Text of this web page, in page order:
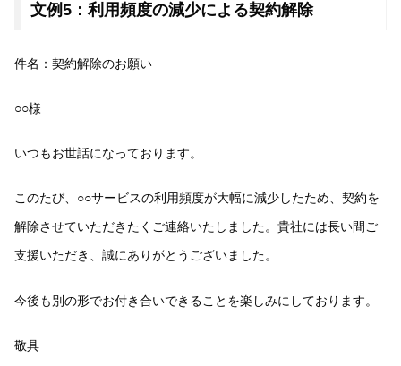
文例5：利用頻度の減少による契約解除
件名：契約解除のお願い
○○様
いつもお世話になっております。
このたび、○○サービスの利用頻度が大幅に減少したため、契約を
解除させていただきたくご連絡いたしました。貴社には長い間ご
支援いただき、誠にありがとうございました。
今後も別の形でお付き合いできることを楽しみにしております。
敬具